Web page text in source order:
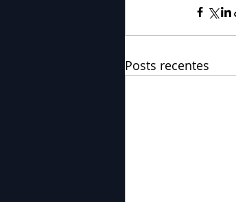
Posts recentes